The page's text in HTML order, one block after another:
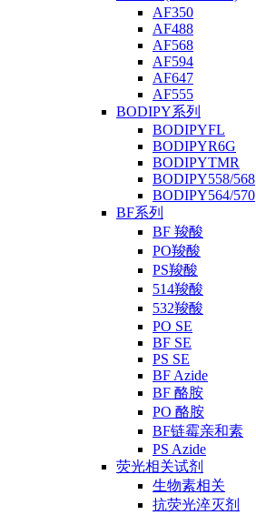
AF350
AF488
AF568
AF594
AF647
AF555
BODIPY系列
BODIPYFL
BODIPYR6G
BODIPYTMR
BODIPY558/568
BODIPY564/570
BF系列
BF 羧酸
PO羧酸
PS羧酸
514羧酸
532羧酸
PO SE
BF SE
PS SE
BF Azide
BF 酪胺
PO 酪胺
BF链霉亲和素
PS Azide
荧光相关试剂
生物素相关
抗荧光淬灭剂